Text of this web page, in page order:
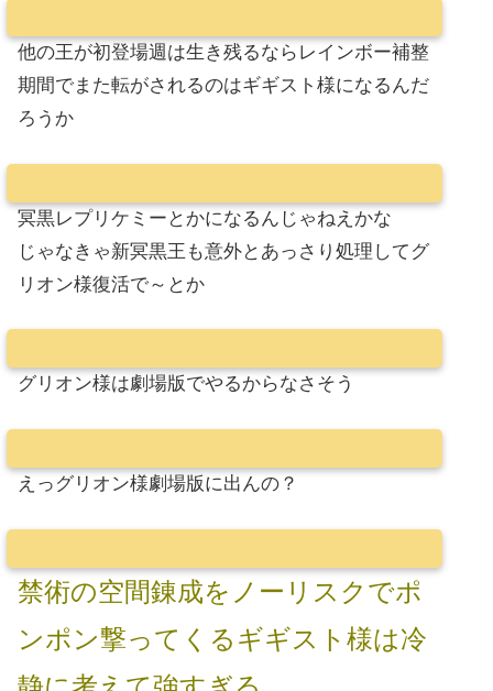
他の王が初登場週は生き残るならレインボー補整
期間でまた転がされるのはギギスト様になるんだ
ろうか
冥黒レプリケミーとかになるんじゃねえかな
じゃなきゃ新冥黒王も意外とあっさり処理してグ
リオン様復活で～とか
グリオン様は劇場版でやるからなさそう
えっグリオン様劇場版に出んの？
禁術の空間錬成をノーリスクでポ
ンポン撃ってくるギギスト様は冷